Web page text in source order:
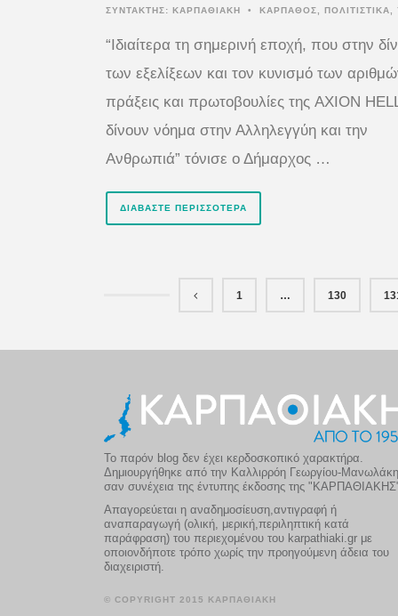
ΣΥΝΤΆΚΤΗΣ: ΚΑΡΠΑΘΙΑΚΗ • ΚΑΡΠΑΘΟΣ ΠΟΛΙΤΙΣΤΙΚΑ
“Ιδιαίτερα τη σημερινή εποχή, που στην
των εξελίξεων και τον κυνισμό των
πράξεις και πρωτοβουλίες της AXION
δίνουν νόημα στην Αλληλεγγύη και την
Ανθρωπιά” τόνισε ο Δήμαρχος …
ΔΙΑΒΆΣΤΕ ΠΕΡΙΣΣΌΤΕΡΑ
1 … 130
Το παρόν blog δεν έχει κερδοσκοπικό χαρακτήρα.
Δημιουργήθηκε από την Καλλιρρόη Γεωργίου-Μανωλάκη
σαν συνέχεια της έντυπης έκδοσης της
Απαγορεύεται η αναδημοσίευση,αντιγραφή ή
αναπαραγωγή (ολική, μερική,περιληπτική κατά
παράφραση) του περιεχομένου του karpathiaki.gr με
οποιονδήποτε τρόπο χωρίς την προηγούμενη άδεια του
διαχειριστή.
© COPYRIGHT 2015 ΚΑΡΠΑΘΙΑΚΗ